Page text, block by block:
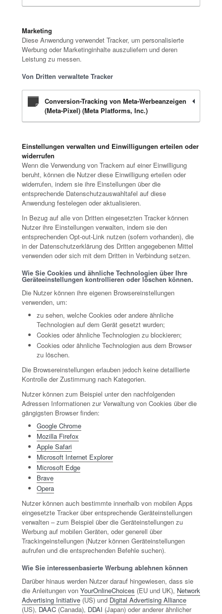
Marketing
Diese Anwendung verwendet Tracker, um personalisierte
Werbung oder Marketinginhalte auszuliefern und deren
Leistung zu messen.
Von Dritten verwaltete Tracker
Conversion-Tracking von Meta-Werbeanzeigen
(Meta-Pixel) (Meta Platforms, Inc.)
Einstellungen verwalten und Einwilligungen erteilen oder
widerrufen
Wenn die Verwendung von Trackern auf einer Einwilligung
beruht, können die Nutzer diese Einwilligung erteilen oder
widerrufen, indem sie ihre Einstellungen über die
entsprechende Datenschutzauswahltafel auf diese
Anwendung festelegen oder aktualisieren.
In Bezug auf alle von Dritten eingesetzten Tracker können
Nutzer ihre Einstellungen verwalten, indem sie den
entsprechenden Opt-out-Link nutzen (sofern vorhanden), die
in der Datenschutzerklärung des Dritten angegebenen Mittel
verwenden oder sich mit dem Dritten in Verbindung setzen.
Wie Sie Cookies und ähnliche Technologien über Ihre
Geräteeinstellungen kontrollieren oder löschen können.
Die Nutzer können ihre eigenen Browsereinstellungen
verwenden, um:
zu sehen, welche Cookies oder andere ähnliche
Technologien auf dem Gerät gesetzt wurden;
Cookies oder ähnliche Technologien zu blockieren;
Cookies oder ähnliche Technologien aus dem Browser
zu löschen.
Die Browsereinstellungen erlauben jedoch keine detaillierte
Kontrolle der Zustimmung nach Kategorien.
Nutzer können zum Beispiel unter den nachfolgenden
Adressen Informationen zur Verwaltung von Cookies über die
gängigsten Browser finden:
Google Chrome
Mozilla Firefox
Apple Safari
Microsoft Internet Explorer
Microsoft Edge
Brave
Opera
Nutzer können auch bestimmte innerhalb von mobilen Apps
eingesetzte Tracker über entsprechende Geräteinstellungen
verwalten – zum Beispiel über die Geräteinstellungen zu
Werbung auf mobilen Geräten, oder generell über
Trackingeinstellungen (Nutzer können Geräteinstellungen
aufrufen und die entsprechenden Befehle suchen).
Wie Sie interessenbasierte Werbung ablehnen können
Darüber hinaus werden Nutzer darauf hingewiesen, dass sie
die Anleitungen von YourOnlineChoices (EU und UK), Network
Advertising Initiative (US) und Digital Advertising Alliance
(US), DAAC (Canada), DDAI (Japan) oder anderer ähnlicher